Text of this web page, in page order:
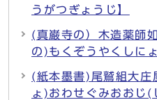
うがつぎょうじ】
(真巌寺の）木造薬師
の)もくぞうやくしに
(紙本墨書)尾鷲組大庄
ょ)おわせぐみおおじ(